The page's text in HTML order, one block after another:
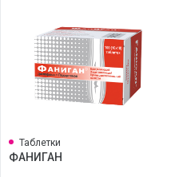
Таблетки
ФАНИГАН